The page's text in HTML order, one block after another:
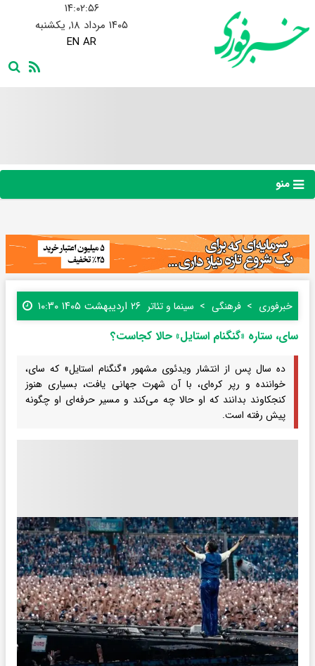
۱۴:۰۲:۵۶
۱۴۰۵ مرداد ۱۸, یکشنبه
EN AR
منو
خبرفوری فرهنگی سینما و تئاتر ۲۶ اردیبهشت ۱۴۰۵ ۱۰:۳۰
سای، ستاره «گنگنام استایل» حالا کجاست؟
ده سال پس از انتشار ویدئوی مشهور «گنگنام استایل» که سای،
خواننده و رپر کره‌ای، با آن شهرت جهانی یافت، بسیاری هنوز
کنجکاوند بدانند که او حالا چه می‌کند و مسیر حرفه‌ای او چگونه
پیش رفته است.